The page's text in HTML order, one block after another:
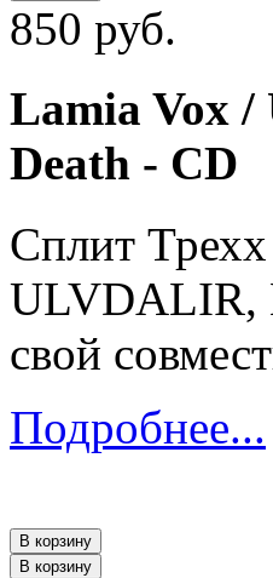
850 руб.
Lamia Vox
Death - CD
Сплит
ULVDALIR,
свой
Подробнее...
В корзину
В корзину